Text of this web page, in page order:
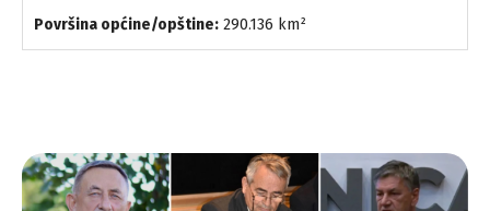
Površina općine/opštine: 290.136 km²